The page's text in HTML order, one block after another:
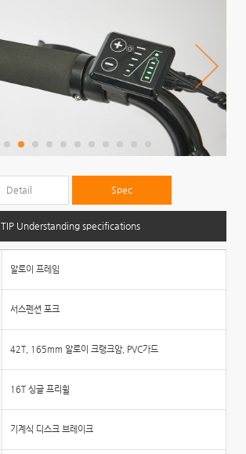
Detail Spec
TIP Understanding specifications
알로이 프레임
서스펜션 포크
42T, 165mm 알로이 크랭크암, PVC가드
16T 싱글 프리휠
기계식 디스크 브레이크